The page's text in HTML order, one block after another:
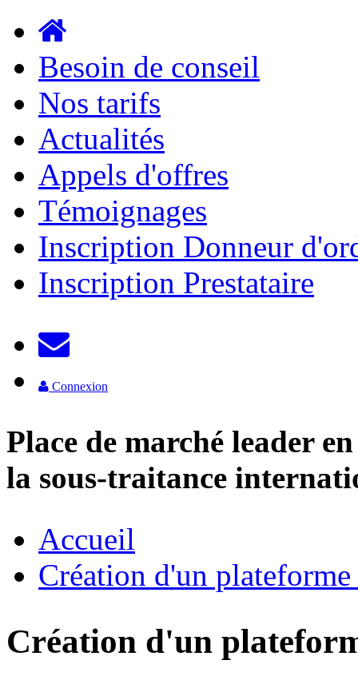
Aller au contenu principal
Besoin de conseil
Nos tarifs
Actualités
Appels d'offres
Témoignages
Inscription Donneur
Inscription Prestataire
Connexion
Place de marché leader
la sous-traitance
Accueil
Création d'un
Création d'un